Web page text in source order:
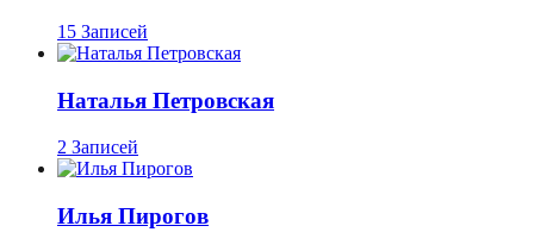
15 Записей
Наталья Петровская
2 Записей
Илья Пирогов